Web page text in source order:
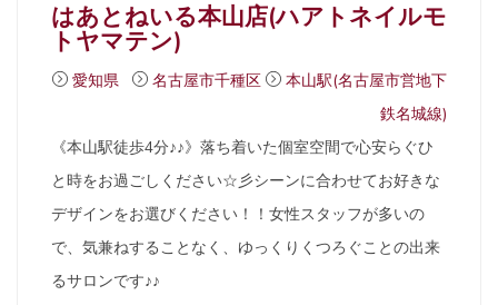
はあとねいる本山店(ハアトネイルモ
トヤマテン)
愛知県 名古屋市千種区
本山駅(名古屋市営地下
鉄名城線)
《本山駅徒歩4分♪♪》落ち着いた個室空間で心安らぐひ
と時をお過ごしください☆彡シーンに合わせてお好きな
デザインをお選びください！！女性スタッフが多いの
で、気兼ねすることなく、ゆっくりくつろぐことの出来
るサロンです♪♪